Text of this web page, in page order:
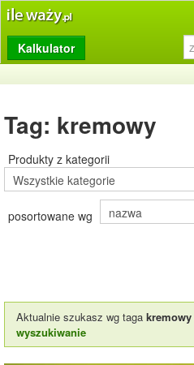
Produkty
Dziennik
Przelicznik
Porady
Słownik
Kalkulator
Tag: kremowy
Produkty z kategorii
posortowane wg
Aktualnie szukasz wg taga kremowy
wyszukiwanie